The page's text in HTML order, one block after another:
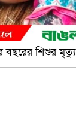
বছরের শিশুর মৃত্যু